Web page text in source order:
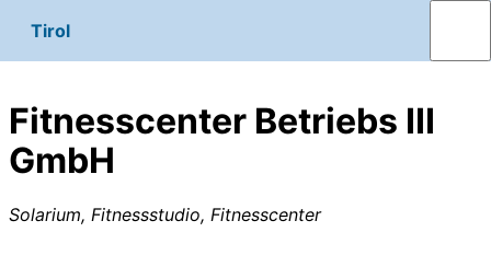
Tirol
Fitnesscenter Betriebs III
GmbH
Solarium, Fitnessstudio, Fitnesscenter